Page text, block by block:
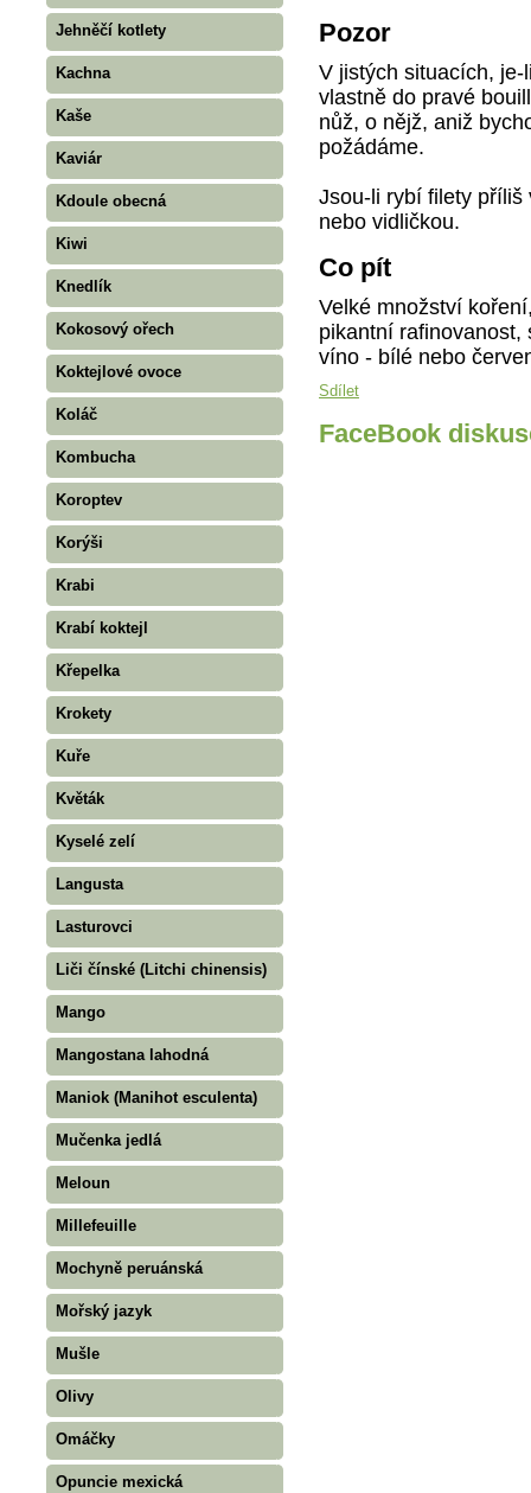
Jehněčí kotlety
Kachna
Kaše
Kaviár
Kdoule obecná
Kiwi
Knedlík
Kokosový ořech
Koktejlové ovoce
Koláč
Kombucha
Koroptev
Korýši
Krabi
Krabí koktejl
Křepelka
Krokety
Kuře
Květák
Kyselé zelí
Langusta
Lasturovci
Liči čínské (Litchi chinensis)
Mango
Mangostana lahodná
Maniok (Manihot esculenta)
Mučenka jedlá
Meloun
Millefeuille
Mochyně peruánská
Mořský jazyk
Mušle
Olivy
Omáčky
Opuncie mexická
Pozor
V jistých situacích,
vlastně do pravé
nůž, o nějž, aniž
požádáme.
Jsou-li rybí filety
nebo vidličkou.
Co pít
Velké množství
pikantní rafinovanost,
víno - bílé nebo
Sdílet
FaceBook